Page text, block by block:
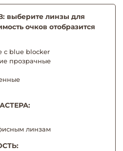
выберите линзы для
очков отобразится
с blue blocker
прозрачные
линзам